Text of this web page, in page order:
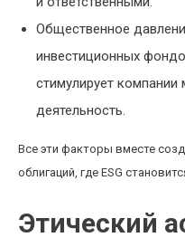
Общественное
инвестиционных
стимулирует
деятельность.
Все эти факторы вместе
облигаций, где ESG
Этический